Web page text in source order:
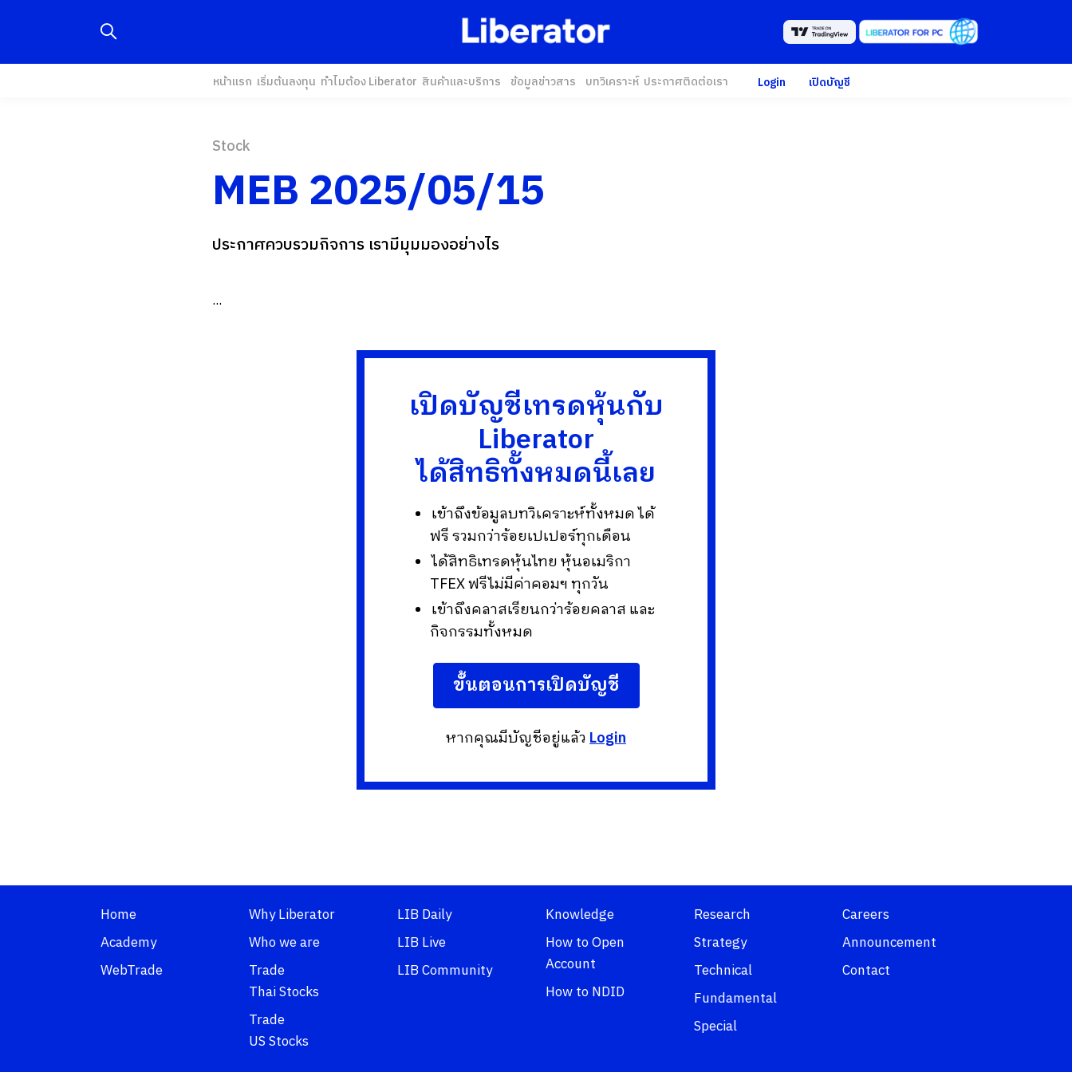
หน้าแรก เริ่มต้นลงทุน ทำไมต้อง Liberator สินค้าและบริการ ข้อมูลข่าวสาร บทวิเคราะห์ ประกาศติดต่อเรา Login เปิดบัญชี
Stock
MEB 2025/05/15
ประกาศควบรวมกิจการ เรามีมุมมองอย่างไร
...
เปิดบัญชีเทรดหุ้นกับ
Liberator
ได้สิทธิทั้งหมดนี้เลย
เข้าถึงข้อมูลบทวิเคราะห์ทั้งหมด ได้
ฟรี รวมกว่าร้อยเปเปอร์ทุกเดือน
ได้สิทธิเทรดหุ้นไทย หุ้นอเมริกา
TFEX ฟรีไม่มีค่าคอมฯ ทุกวัน
เข้าถึงคลาสเรียนกว่าร้อยคลาส และ
กิจกรรมทั้งหมด
ขั้นตอนการเปิดบัญชี
หากคุณมีบัญชีอยู่แล้วLogin
Home
Academy
WebTrade
Why Liberator
Who we are
Trade
Thai Stocks
Trade
US Stocks
LIB Daily
LIB Live
LIB Community
Knowledge
How to Open
Account
How to NDID
Research
Strategy
Technical
Fundamental
Special
Careers
Announcement
Contact